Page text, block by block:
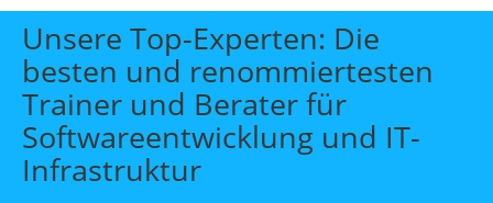
Start
Themen
Beratung
Individuelle Schulungen
Offene Seminare
Unsere Top-Experten: Die
besten und renommiertesten
Trainer und Berater für
Softwareentwicklung und IT-
Infrastruktur